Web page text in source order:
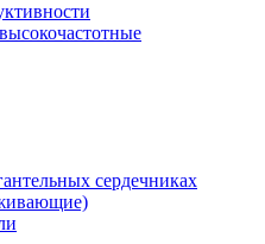
сердечниках